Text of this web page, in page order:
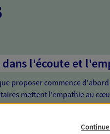
dans l'écoute et
proposer commence
mettent l'empathie au
comprendre vos besoins